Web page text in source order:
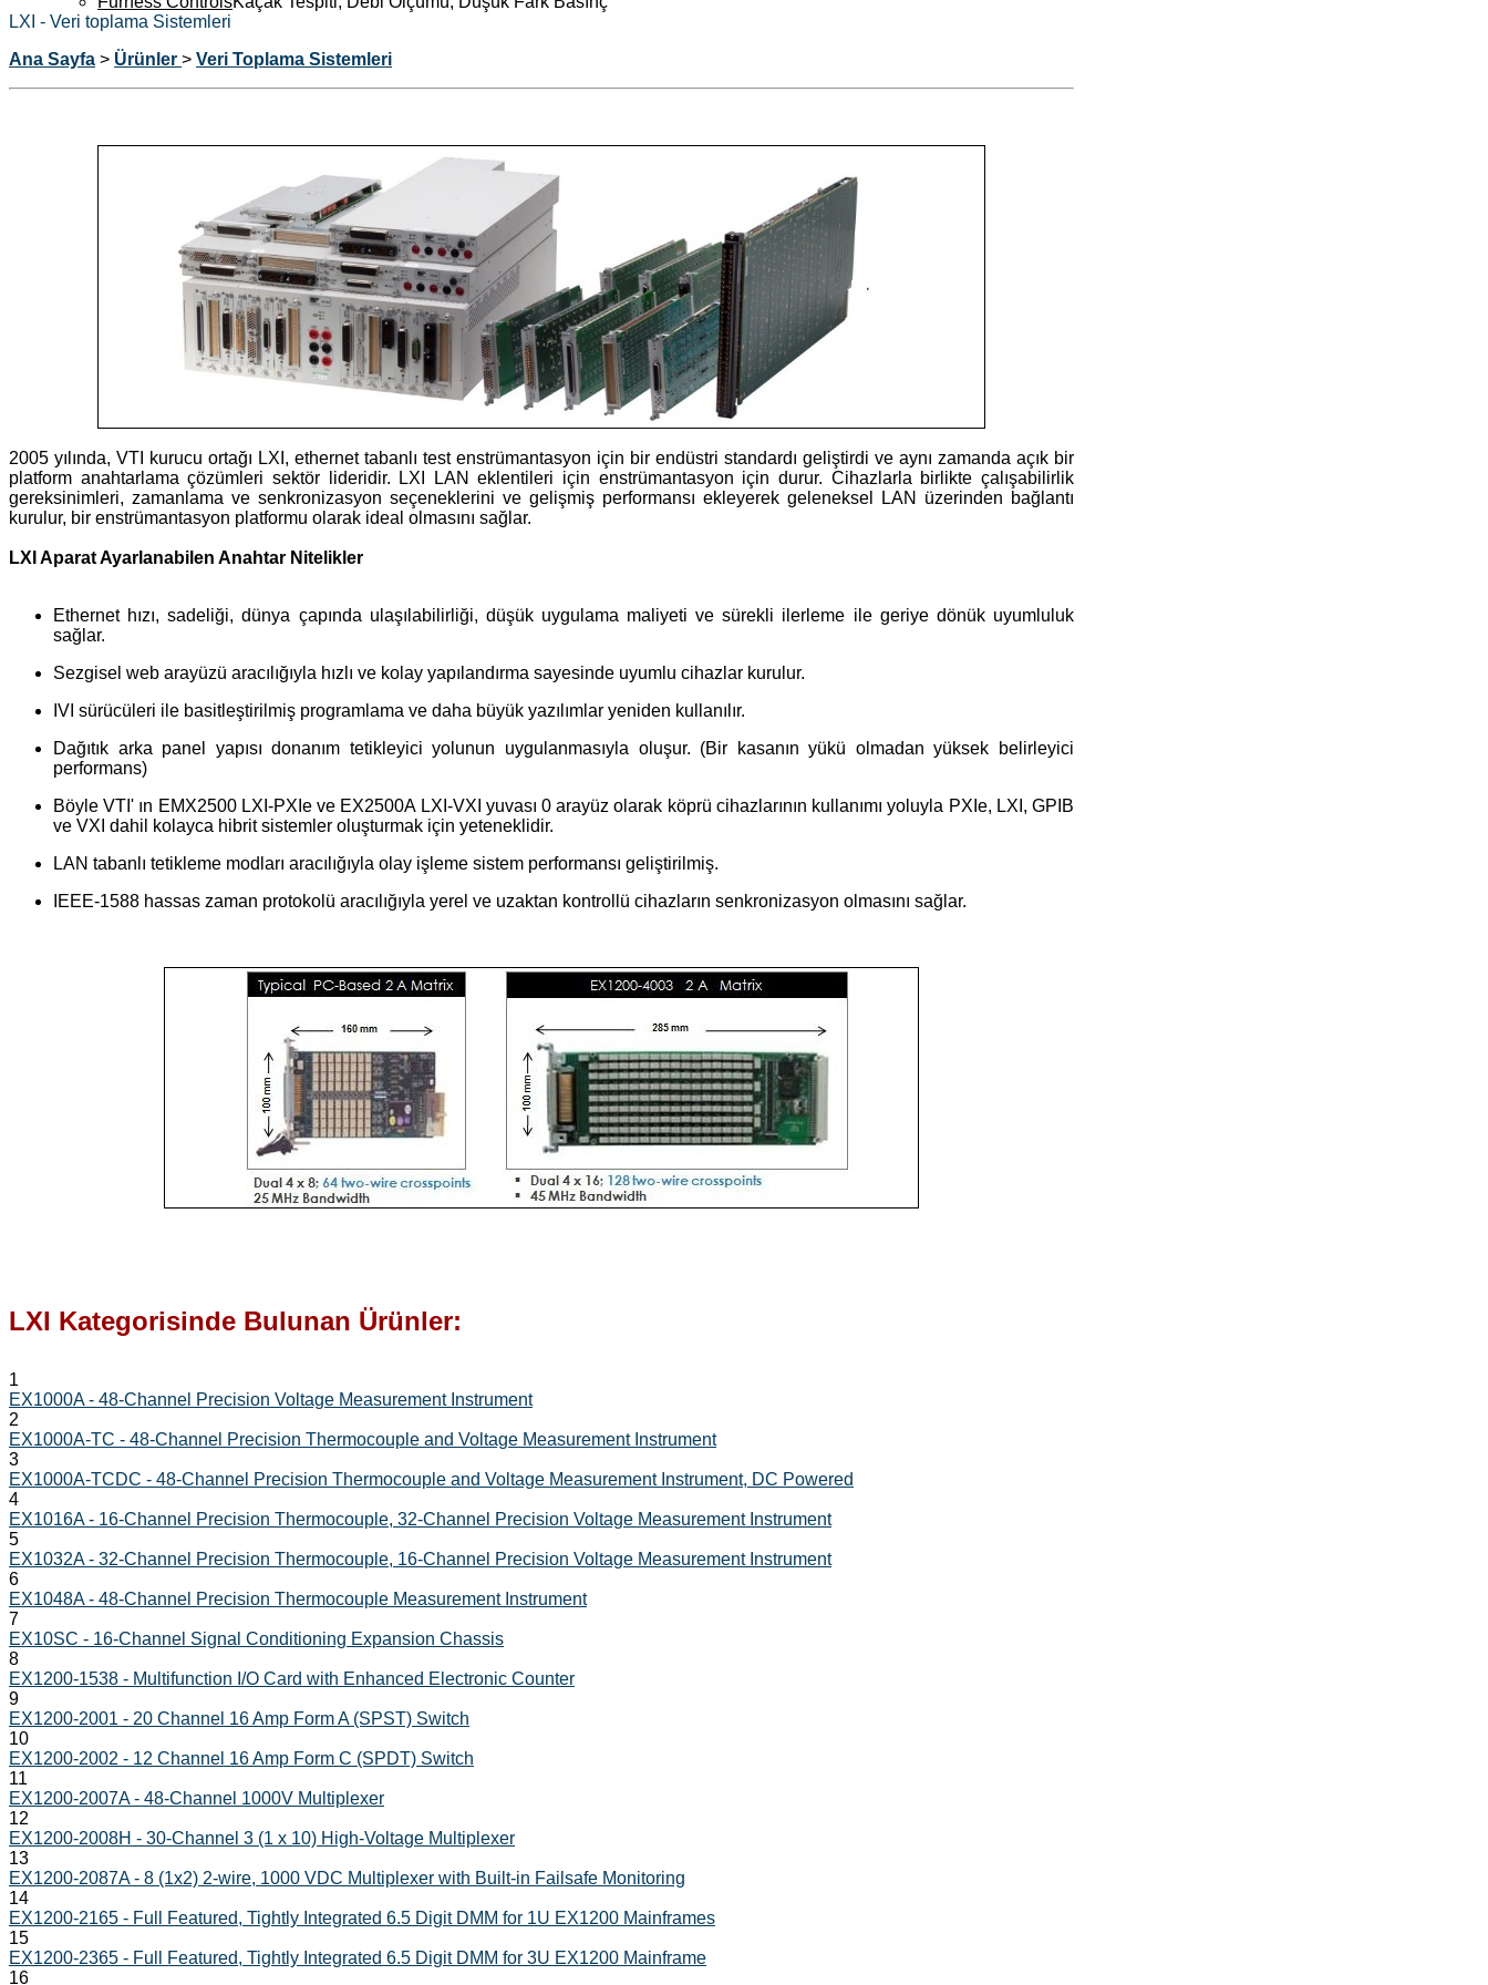
LXI - Veri toplama Sistemleri
Ana Sayfa > Ürünler > Veri Toplama Sistemleri
2005 yılında, VTI kurucu ortağı LXI, ethernet tabanlı test enstrümantasyon için bir endüstri standardı geliştirdi ve aynı zamanda açık bir
platform anahtarlama çözümleri sektör lideridir. LXI LAN eklentileri için enstrümantasyon için durur. Cihazlarla birlikte çalışabilirlik
gereksinimleri, zamanlama ve senkronizasyon seçeneklerini ve gelişmiş performansı ekleyerek geleneksel LAN üzerinden bağlantı
kurulur, bir enstrümantasyon platformu olarak ideal olmasını sağlar.
LXI Aparat Ayarlanabilen Anahtar Nitelikler
Ethernet hızı, sadeliği, dünya çapında ulaşılabilirliği, düşük uygulama maliyeti ve sürekli ilerleme ile geriye dönük uyumluluk
sağlar.
Sezgisel web arayüzü aracılığıyla hızlı ve kolay yapılandırma sayesinde uyumlu cihazlar kurulur.
IVI sürücüleri ile basitleştirilmiş programlama ve daha büyük yazılımlar yeniden kullanılır.
Dağıtık arka panel yapısı donanım tetikleyici yolunun uygulanmasıyla oluşur. (Bir kasanın yükü olmadan yüksek belirleyici
performans)
Böyle VTI' ın EMX2500 LXI-PXIe ve EX2500A LXI-VXI yuvası 0 arayüz olarak köprü cihazlarının kullanımı yoluyla PXIe, LXI, GPIB
ve VXI dahil kolayca hibrit sistemler oluşturmak için yeteneklidir.
LAN tabanlı tetikleme modları aracılığıyla olay işleme sistem performansı geliştirilmiş.
IEEE-1588 hassas zaman protokolü aracılığıyla yerel ve uzaktan kontrollü cihazların senkronizasyon olmasını sağlar.
LXI Kategorisinde Bulunan Ürünler:
1
EX1000A - 48-Channel Precision Voltage Measurement Instrument
2
EX1000A-TC - 48-Channel Precision Thermocouple and Voltage Measurement Instrument
3
EX1000A-TCDC - 48-Channel Precision Thermocouple and Voltage Measurement Instrument, DC Powered
4
EX1016A - 16-Channel Precision Thermocouple, 32-Channel Precision Voltage Measurement Instrument
5
EX1032A - 32-Channel Precision Thermocouple, 16-Channel Precision Voltage Measurement Instrument
6
EX1048A - 48-Channel Precision Thermocouple Measurement Instrument
7
EX10SC - 16-Channel Signal Conditioning Expansion Chassis
8
EX1200-1538 - Multifunction I/O Card with Enhanced Electronic Counter
9
EX1200-2001 - 20 Channel 16 Amp Form A (SPST) Switch
10
EX1200-2002 - 12 Channel 16 Amp Form C (SPDT) Switch
11
EX1200-2007A - 48-Channel 1000V Multiplexer
12
EX1200-2008H - 30-Channel 3 (1 x 10) High-Voltage Multiplexer
13
EX1200-2087A - 8 (1x2) 2-wire, 1000 VDC Multiplexer with Built-in Failsafe Monitoring
14
EX1200-2165 - Full Featured, Tightly Integrated 6.5 Digit DMM for 1U EX1200 Mainframes
15
EX1200-2365 - Full Featured, Tightly Integrated 6.5 Digit DMM for 3U EX1200 Mainframe
16